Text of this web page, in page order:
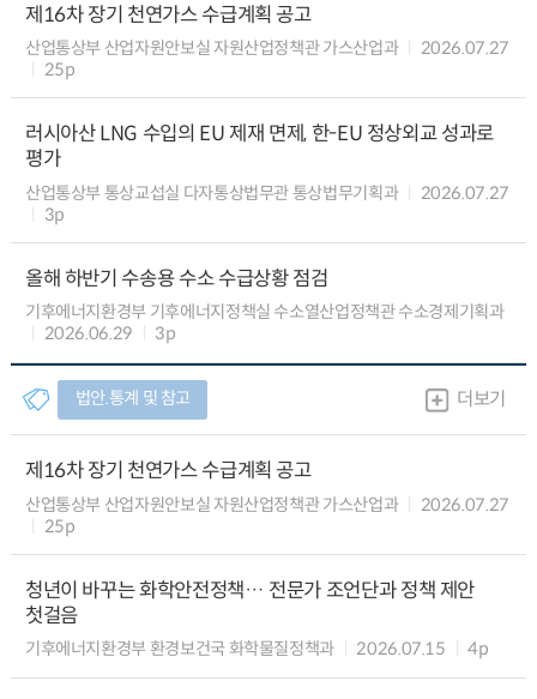
제16차 장기 천연가스 수급계획 공고
산업통상부 산업자원안보실 자원산업정책관 가스산업과
2026.07.27
25p
러시아산 LNG 수입의 EU 제재 면제, 한-EU 정상외교 성과로
평가
산업통상부 통상교섭실 다자통상법무관 통상법무기획과
2026.07.27
3p
올해 하반기 수송용 수소 수급상황 점검
기후에너지환경부 기후에너지정책실 수소열산업정책관 수소경제기획과
2026.06.29
3p
법안.통계 및 참고 더보기
제16차 장기 천연가스 수급계획 공고
산업통상부 산업자원안보실 자원산업정책관 가스산업과
2026.07.27
25p
청년이 바꾸는 화학안전정책… 전문가 조언단과 정책 제안
첫걸음
기후에너지환경부 환경보건국 화학물질정책과 2026.07.15 4p